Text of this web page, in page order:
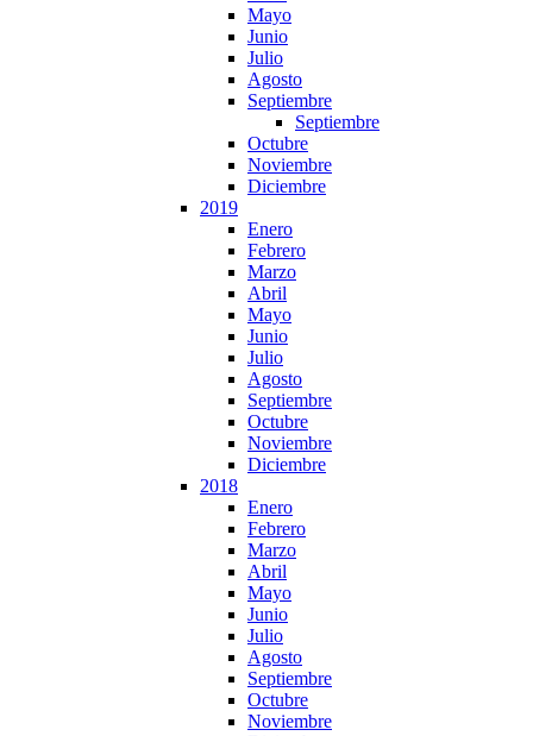
Mayo
Junio
Julio
Agosto
Septiembre
Septiembre
Octubre
Noviembre
Diciembre
2019
Enero
Febrero
Marzo
Abril
Mayo
Junio
Julio
Agosto
Septiembre
Octubre
Noviembre
Diciembre
2018
Enero
Febrero
Marzo
Abril
Mayo
Junio
Julio
Agosto
Septiembre
Octubre
Noviembre